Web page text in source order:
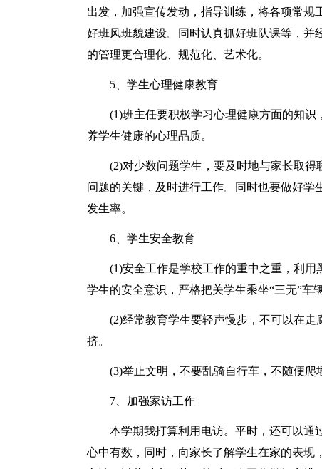
出发，加强宣传发动，指导训练，将各项常
好班风班貌建设。同时认真抓好班队课等，
的管理更合理化、规范化、艺术化。
5、学生心理健康教育
(1)班主任要积极学习心理健康方面的知识
养学生健康的心理品质。
(2)对少数问题学生，要及时地与家长取得
问题的关键，及时进行工作。同时也要做好
发生率。
6、学生安全教育
(1)安全工作是学校工作的重中之重，利用
学生的安全意识，严格把关学生乘坐“三无”车
(2)经常教育学生要轻声慢步，不可以在走
挤。
(3)举止文明，不要乱骑自行车，不随便爬
7、加强家访工作
本学期我打算利用电访。平时，还可以通
心中有数，同时，向家长了解学生在家的表现